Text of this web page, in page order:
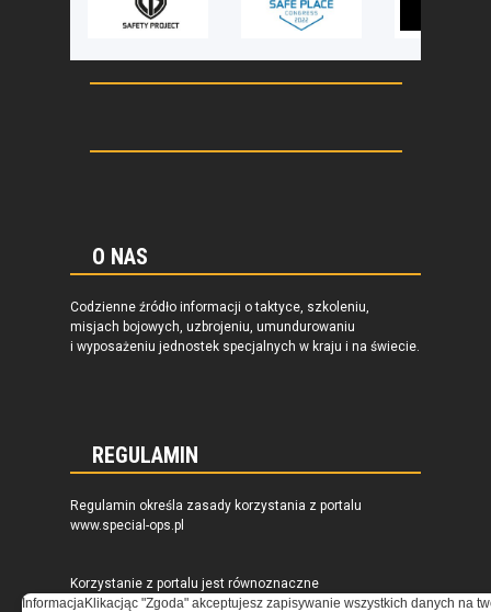
O NAS
Codzienne źródło informacji o taktyce, szkoleniu,
misjach bojowych, uzbrojeniu, umundurowaniu
i wyposażeniu jednostek specjalnych w kraju i na świecie.
REGULAMIN
Regulamin określa zasady korzystania z portalu
www.special-ops.pl
Korzystanie z portalu jest równoznaczne
z zaakceptowaniem warunków ustanowionych
InformacjaKlikacjąc "Zgoda" akceptujesz zapisywanie wszystkich danych na